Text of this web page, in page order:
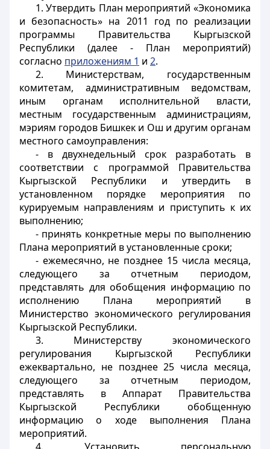
1. Утвердить План мероприятий «Экономика
и безопасность» на 2011 год по реализации
программы Правительства Кыргызской
Республики (далее - План мероприятий)
согласно приложениям 1 и 2.
2. Министерствам, государственным
комитетам, административным ведомствам,
иным органам исполнительной власти,
местным государственным администрациям,
мэриям городов Бишкек и Ош и другим органам
местного самоуправления:
- в двухнедельный срок разработать в
соответствии с программой Правительства
Кыргызской Республики и утвердить в
установленном порядке мероприятия по
курируемым направлениям и приступить к их
выполнению;
- принять конкретные меры по выполнению
Плана мероприятий в установленные сроки;
- ежемесячно, не позднее 15 числа месяца,
следующего за отчетным периодом,
представлять для обобщения информацию по
исполнению Плана мероприятий в
Министерство экономического регулирования
Кыргызской Республики.
3. Министерству экономического
регулирования Кыргызской Республики
ежеквартально, не позднее 25 числа месяца,
следующего за отчетным периодом,
представлять в Аппарат Правительства
Кыргызской Республики обобщенную
информацию о ходе выполнения Плана
мероприятий.